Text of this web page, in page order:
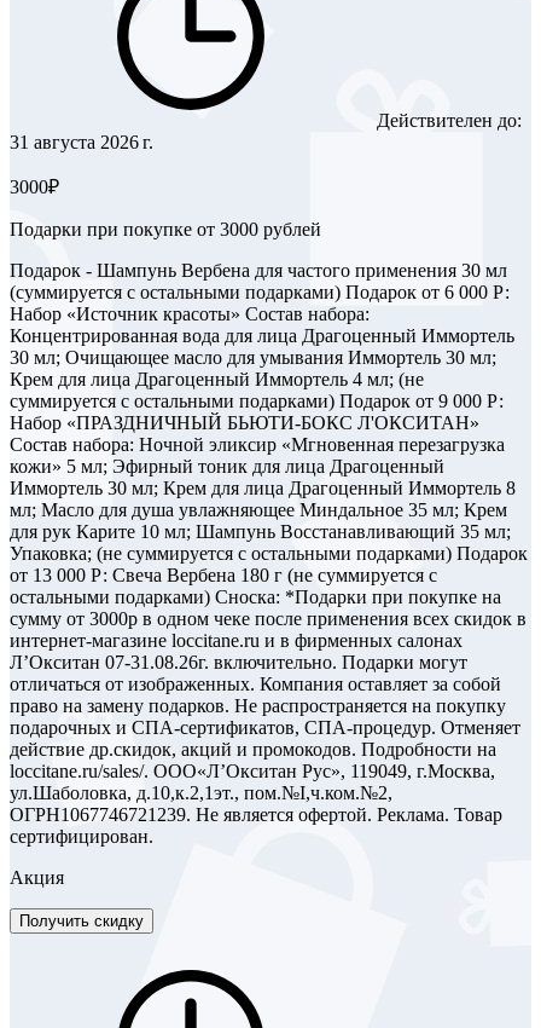
Действителен до:
31 августа 2026 г.
3000₽
Подарки при покупке от 3000 рублей
Подарок - Шампунь Вербена для частого применения 30 мл
(суммируется с остальными подарками) Подарок от 6 000 Р:
Набор «Источник красоты» Состав набора:
Концентрированная вода для лица Драгоценный Иммортель
30 мл; Очищающее масло для умывания Иммортель 30 мл;
Крем для лица Драгоценный Иммортель 4 мл; (не
суммируется с остальными подарками) Подарок от 9 000 Р:
Набор «ПРАЗДНИЧНЫЙ БЬЮТИ-БОКС Л'ОКСИТАН»
Состав набора: Ночной эликсир «Мгновенная перезагрузка
кожи» 5 мл; Эфирный тоник для лица Драгоценный
Иммортель 30 мл; Крем для лица Драгоценный Иммортель 8
мл; Масло для душа увлажняющее Миндальное 35 мл; Крем
для рук Карите 10 мл; Шампунь Восстанавливающий 35 мл;
Упаковка; (не суммируется с остальными подарками) Подарок
от 13 000 Р: Свеча Вербена 180 г (не суммируется с
остальными подарками) Сноска: *Подарки при покупке на
сумму от 3000р в одном чеке после применения всех скидок в
интернет-магазине loccitane.ru и в фирменных салонах
Л’Окситан 07-31.08.26г. включительно. Подарки могут
отличаться от изображенных. Компания оставляет за собой
право на замену подарков. Не распространяется на покупку
подарочных и СПА-сертификатов, СПА-процедур. Отменяет
действие др.скидок, акций и промокодов. Подробности на
loccitane.ru/sales/. ООО«Л’Окситан Рус», 119049, г.Москва,
ул.Шаболовка, д.10,к.2,1эт., пом.№I,ч.ком.№2,
ОГРН1067746721239. Не является офертой. Реклама. Товар
сертифицирован.
Акция
Получить скидку